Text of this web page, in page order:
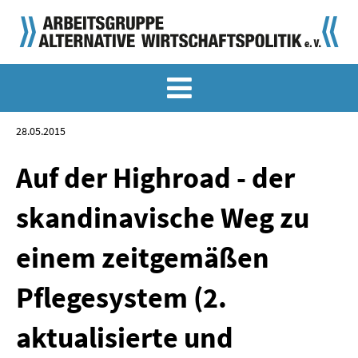
KLASSIKER
SONDERVERÖFFENTLICHUNGEN
LANGFASSUNGEN ZU DEN MEMORANDEN
MATERIALIEN
MATERIALIEN ZU DEN MEMORANDEN
28.05.2015
Auf der Highroad - der
skandinavische Weg zu
einem zeitgemäßen
Pflegesystem (2.
aktualisierte und